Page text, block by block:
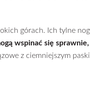
górach. Ich tylne
wspinać się
z ciemniejszym